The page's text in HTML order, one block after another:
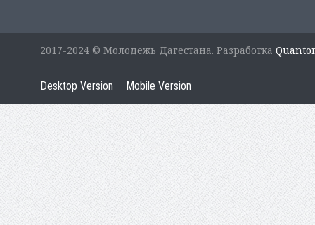
2017-2024 © Молодежь Дагестана. Разработка
Desktop Version Mobile Version